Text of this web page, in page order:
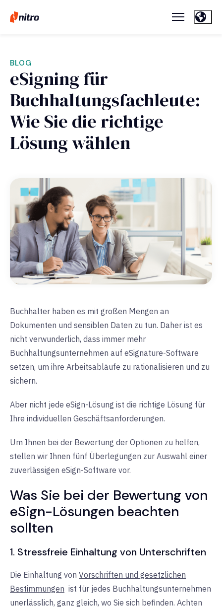
BLOG
eSigning für
Buchhaltungsfachleute:
Wie Sie die richtige
Lösung wählen
Buchhalter haben es mit großen Mengen an
Dokumenten und sensiblen Daten zu tun. Daher ist es
nicht verwunderlich, dass immer mehr
Buchhaltungsunternehmen auf eSignature-Software
setzen, um ihre Arbeitsabläufe zu rationalisieren und zu
sichern.
Aber nicht jede eSign-Lösung ist die richtige Lösung für
Ihre individuellen Geschäftsanforderungen.
Um Ihnen bei der Bewertung der Optionen zu helfen,
stellen wir Ihnen fünf Überlegungen zur Auswahl einer
zuverlässigen eSign-Software vor.
Was Sie bei der Bewertung von
eSign-Lösungen beachten
sollten
1. Stressfreie Einhaltung von Unterschriften
Die Einhaltung von Vorschriften und gesetzlichen
Bestimmungen ist für jedes Buchhaltungsunternehmen
unerlässlich, ganz gleich, wo Sie sich befinden. Achten